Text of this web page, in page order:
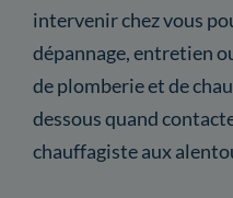
intervenir chez vous
dépannage, entretien
de plomberie et de
dessous quand
chauffagiste aux